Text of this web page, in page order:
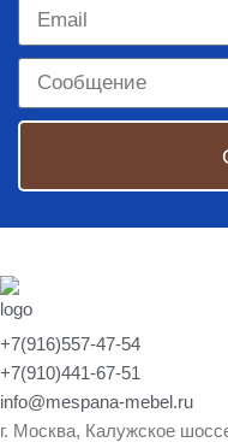
+7(916)557-47-54
+7(910)441-67-51
info@mespana-mebel.ru
г. Москва, Калужское